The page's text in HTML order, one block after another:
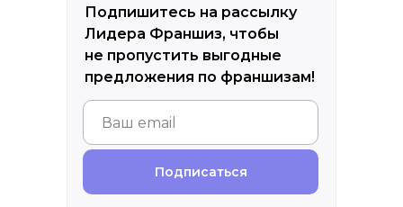
Подпишитесь на рассылку
Лидера Франшиз, чтобы
не пропустить выгодные
предложения по франшизам!
Подписаться